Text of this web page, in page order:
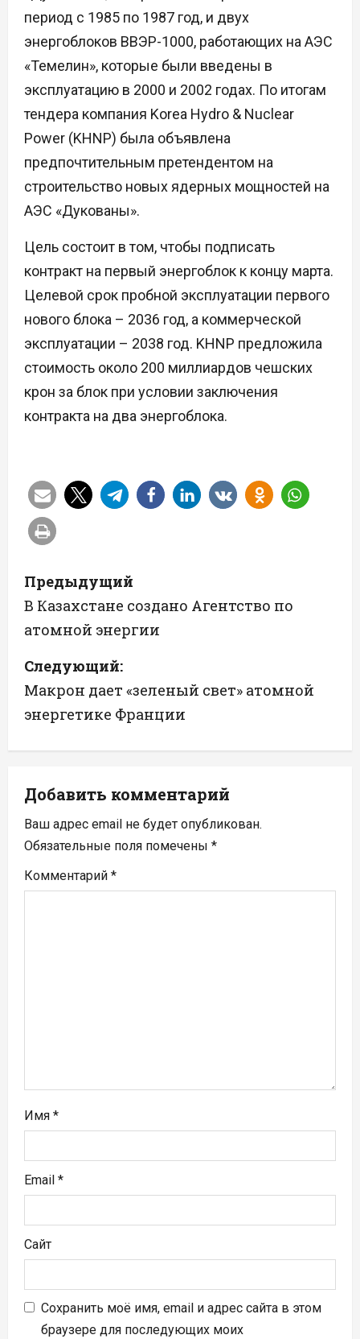
период с 1985 по 1987 год, и двух
энергоблоков ВВЭР-1000, работающих на АЭС
«Темелин», которые были введены в
эксплуатацию в 2000 и 2002 годах. По итогам
тендера компания Korea Hydro & Nuclear
Power (KHNP) была объявлена
предпочтительным претендентом на
строительство новых ядерных мощностей на
АЭС «Дукованы».
Цель состоит в том, чтобы подписать
контракт на первый энергоблок к концу марта.
Целевой срок пробной эксплуатации первого
нового блока – 2036 год, а коммерческой
эксплуатации – 2038 год. KHNP предложила
стоимость около 200 миллиардов чешских
крон за блок при условии заключения
контракта на два энергоблока.
Н
а
в
и
г
а
и
я
п
я
Предыдущий
В Казахстане создано Агентство по
атомной энергии
Следующий:
Макрон дает «зеленый свет» атомной
энергетике Франции
Добавить комментарий
Ваш адрес email не будет опубликован.
Обязательные поля помечены *
Комментарий *
Имя *
Email *
Сайт
Сохранить моё имя, email и адрес сайта в этом
браузере для последующих моих